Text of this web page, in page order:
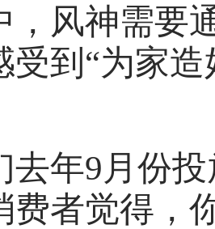
，风神需要
受到“为家
9月份投
费者觉得，